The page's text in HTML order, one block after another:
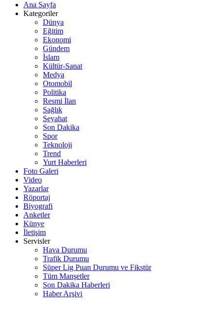
Ana Sayfa
Kategoriler
Dünya
Eğitim
Ekonomi
Gündem
İslam
Kültür-Sanat
Medya
Otomobil
Politika
Resmi İlan
Sağlık
Seyahat
Son Dakika
Spor
Teknoloji
Trend
Yurt Haberleri
Foto Galeri
Video
Yazarlar
Röportaj
Biyografi
Anketler
Künye
İletişim
Servisler
Hava Durumu
Trafik Durumu
Süper Lig Puan Durumu ve Fikstür
Tüm Manşetler
Son Dakika Haberleri
Haber Arşivi